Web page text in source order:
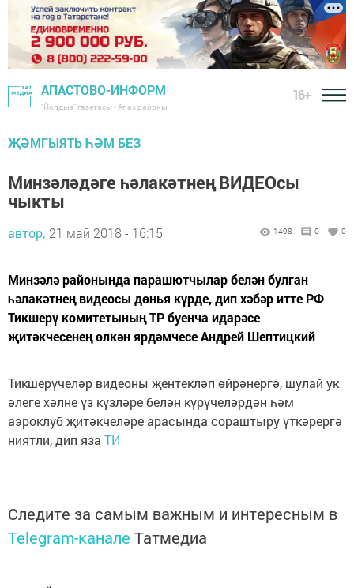
АПАСТОВО-ИНФОРМ
"Йолдыз" газетасы - Апас районы
16+
ҖӘМГЫЯТЬ ҺӘМ БЕЗ
Минзәләдәге һәлакәтнең ВИДЕОсы
чыкты
автор, 21 май 2018 - 16:15 1498 0 0
Минзәлә районында парашютчылар белән булган
һәлакәтнең видеосы дөнья күрде, дип хәбәр итте РФ
Тикшерү комитетының ТР буенча идарәсе
җитәкчесенең өлкән ярдәмчесе Андрей Шептицкий
Тикшерүчеләр видеоны җентекләп өйрәнергә, шулай ук
әлеге хәлне үз күзләре белән күрүчеләрдән һәм
аэроклуб җитәкчеләре арасында сораштыру үткәрергә
ниятли, дип яза ТИ
Следите за самым важным и интересным в
Telegram-канале Татмедиа